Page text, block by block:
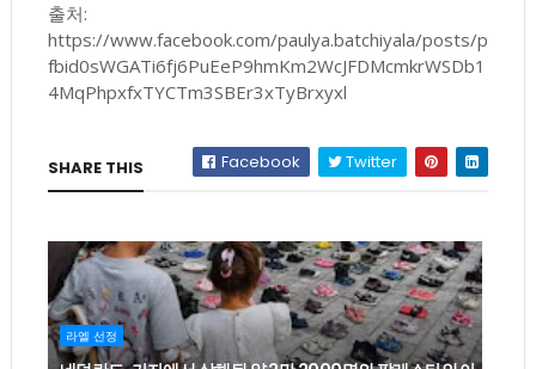
출처:
https://www.facebook.com/paulya.batchiyala/posts/p
fbid0sWGATi6fj6PuEeP9hmKm2WcJFDMcmkrWSDb1
4MqPhpxfxTYCTm3SBEr3xTyBrxyxl
SHARE THIS Facebook Twitter
라엘 선정